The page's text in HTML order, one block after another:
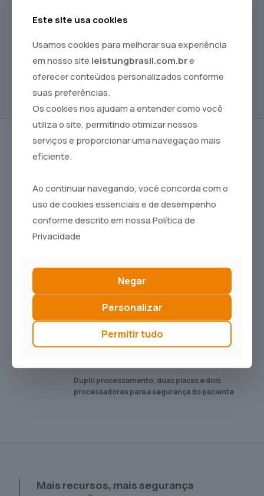
Configurações especiais para monitorar
E TRATAR COM SEGURANÇA
Monitoramento permanente de oxigênio
com tempo de resposta ultrarrápido
Compensação automática de altitude
Ventilador inteligente memoriza as
configurações de parâmetros ventilatórios dos
usuários, após 10 usos
100% oxigênio até 20 minutos, com silêncio
Duplo processamento, duas placas e dois
processadores para a segurança do paciente
Mais recursos, mais segurança
Este site usa cookies
Usamos cookies para melhorar sua experiência
em nosso site leistungbrasil.com.bre
oferecer conteúdos personalizados conforme
suas preferências.
Os cookies nos ajudam a entender como você
utiliza o site, permitindo otimizar nossos
serviços e proporcionar uma navegação mais
eficiente.
Ao continuar navegando, você concorda com o
uso de cookies essenciais e de desempenho
conforme descrito em nossa Política de
Privacidade
Negar
Personalizar
Permitir tudo